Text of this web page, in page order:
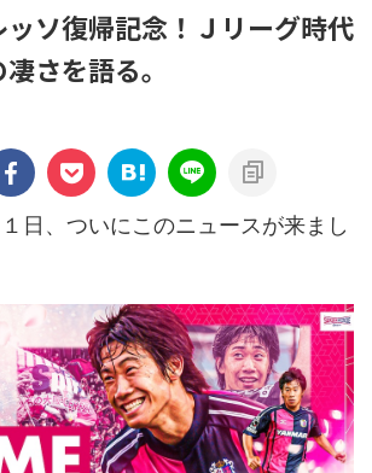
ッソ復帰記念！Ｊリーグ時代
さを語る。
日、ついにこのニュースが来まし